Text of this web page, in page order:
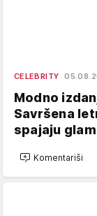
CELEBRITY
Modno
Savršena
spajaju
Komentariši